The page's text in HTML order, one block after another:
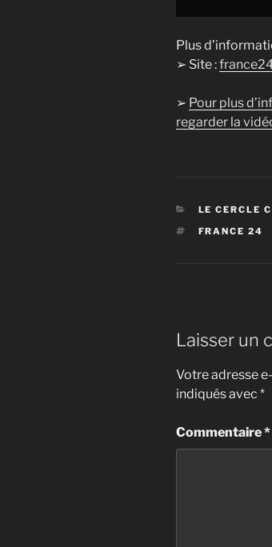
YouTube
Plus
➢ Site :
➢ Pour plus
regarder la
LE CERCLE
ÉTIQUETTES
FRANCE 24
Laisser un
Votre adresse
indiqués avec *
Commentaire*